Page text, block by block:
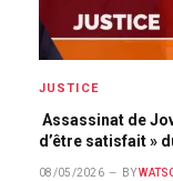
JUSTICE
Assassinat de
d’être satisfait »
08/05/2026 BY